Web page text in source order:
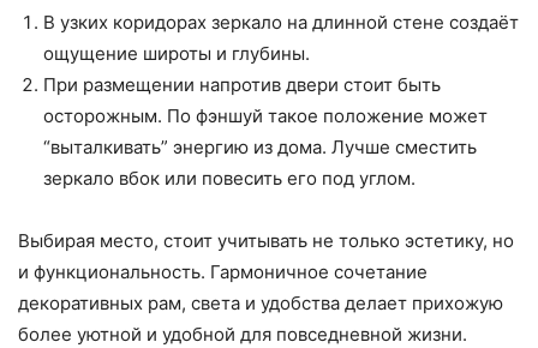
В узких коридорах зеркало на длинной стене создаёт
ощущение широты и глубины.
При размещении напротив двери стоит быть
осторожным. По фэншуй такое положение может
“выталкивать” энергию из дома. Лучше сместить
зеркало вбок или повесить его под углом.
Выбирая место, стоит учитывать не только эстетику, но
и функциональность. Гармоничное сочетание
декоративных рам, света и удобства делает прихожую
более уютной и удобной для повседневной жизни.